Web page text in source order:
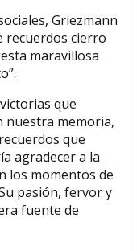
Griezmann
recuerdos cierro
maravillosa
que
nuestra memoria,
que
agradecer a la
los momentos de
pasión, fervor y
fuente de